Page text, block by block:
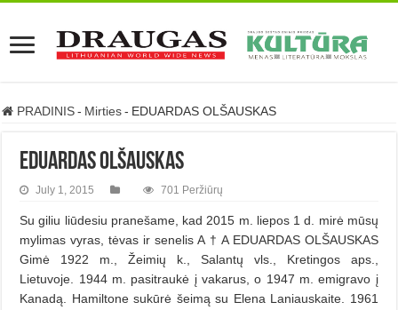
PRADINIS - Mirties - EDUARDAS OLŠAUSKAS
EDUARDAS OLŠAUSKAS
July 1, 2015 701 Peržiūrų
Su giliu liūdesiu pranešame, kad 2015 m. liepos 1 d. mirė mūsų
mylimas vyras, tėvas ir senelis A † A EDUARDAS OLŠAUSKAS
Gimė 1922 m., Žeimių k., Salantų vls., Kretingos aps.,
Lietuvoje. 1944 m. pasitraukė į vakarus, o 1947 m. emigravo į
Kanadą. Hamiltone sukūrė šeimą su Elena Laniauskaite. 1961